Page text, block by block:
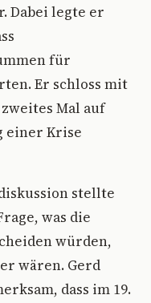
Dabei legte er
für
Er schloss mit
Mal auf
einer Krise
stellte
was die
würden,
wären. Gerd
dass im 19.